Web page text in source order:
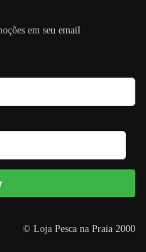
em seu email
© Loja Pesca na Praia 2000